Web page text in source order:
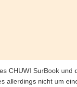
CHUWI SurBook und
allerdings nicht um